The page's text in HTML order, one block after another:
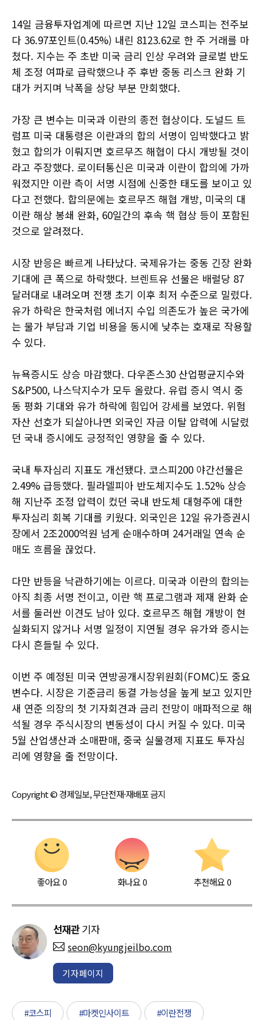
14일 금융투자업계에 따르면 지난 12일 코스피는 전주보
다 36.97포인트(0.45%) 내린 8123.62로 한 주 거래를 마
쳤다. 지수는 주 초반 미국 금리 인상 우려와 글로벌 반도
체 조정 여파로 급락했으나 주 후반 중동 리스크 완화 기
대가 커지며 낙폭을 상당 부분 만회했다.
가장 큰 변수는 미국과 이란의 종전 협상이다. 도널드 트
럼프 미국 대통령은 이란과의 합의 서명이 임박했다고 밝
혔고 합의가 이뤄지면 호르무즈 해협이 다시 개방될 것이
라고 주장했다. 로이터통신은 미국과 이란이 합의에 가까
워졌지만 이란 측이 서명 시점에 신중한 태도를 보이고 있
다고 전했다. 합의문에는 호르무즈 해협 개방, 미국의 대
이란 해상 봉쇄 완화, 60일간의 후속 핵 협상 등이 포함된
것으로 알려졌다.
시장 반응은 빠르게 나타났다. 국제유가는 중동 긴장 완화
기대에 큰 폭으로 하락했다. 브렌트유 선물은 배럴당 87
달러대로 내려오며 전쟁 초기 이후 최저 수준으로 밀렸다.
유가 하락은 한국처럼 에너지 수입 의존도가 높은 국가에
는 물가 부담과 기업 비용을 동시에 낮추는 호재로 작용할
수 있다.
뉴욕증시도 상승 마감했다. 다우존스30 산업평균지수와
S&P500, 나스닥지수가 모두 올랐다. 유럽 증시 역시 중
동 평화 기대와 유가 하락에 힘입어 강세를 보였다. 위험
자산 선호가 되살아나면 외국인 자금 이탈 압력에 시달렸
던 국내 증시에도 긍정적인 영향을 줄 수 있다.
국내 투자심리 지표도 개선됐다. 코스피200 야간선물은
2.49% 급등했다. 필라델피아 반도체지수도 1.52% 상승
해 지난주 조정 압력이 컸던 국내 반도체 대형주에 대한
투자심리 회복 기대를 키웠다. 외국인은 12일 유가증권시
장에서 2조2000억원 넘게 순매수하며 24거래일 연속 순
매도 흐름을 끊었다.
다만 반등을 낙관하기에는 이르다. 미국과 이란의 합의는
아직 최종 서명 전이고, 이란 핵 프로그램과 제재 완화 순
서를 둘러싼 이견도 남아 있다. 호르무즈 해협 개방이 현
실화되지 않거나 서명 일정이 지연될 경우 유가와 증시는
다시 흔들릴 수 있다.
이번 주 예정된 미국 연방공개시장위원회(FOMC)도 중요
변수다. 시장은 기준금리 동결 가능성을 높게 보고 있지만
새 연준 의장의 첫 기자회견과 금리 전망이 매파적으로 해
석될 경우 주식시장의 변동성이 다시 커질 수 있다. 미국
5월 산업생산과 소매판매, 중국 실물경제 지표도 투자심
리에 영향을 줄 전망이다.
Copyright © 경제일보, 무단전재·재배포 금지
좋아요0 화나요0 추천해요 0
선재관 기자
seon@kyungjeilbo.com
기자페이지
#코스피 #마켓인사이트 #이란전쟁